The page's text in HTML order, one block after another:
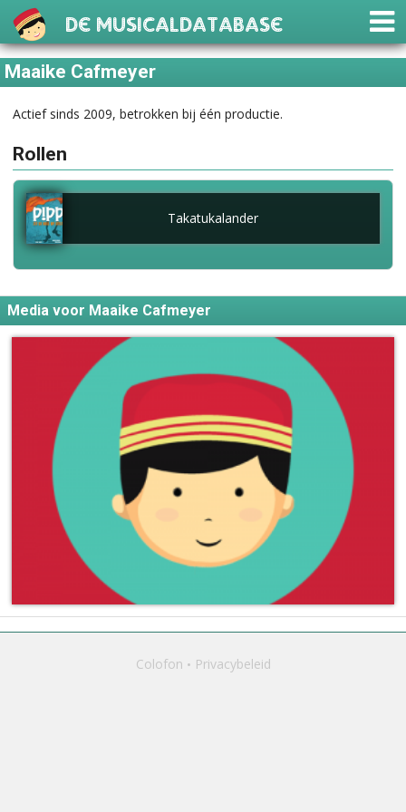
De Musicaldatabase
Maaike Cafmeyer
Actief sinds 2009, betrokken bij één productie.
Rollen
Takatukalander
Media voor Maaike Cafmeyer
Colofon Privacybeleid